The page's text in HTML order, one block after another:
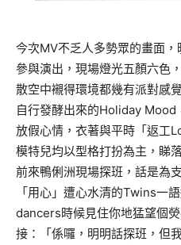
今次MV不乏人多勢眾的畫面
參與演出，現場燈光五顏六色
散空中襯得環境都幾有派對感
自行發酵出來的Holiday Mood
放假心情，衣著與平時「返工
模特兒均以型格打扮為主，睇
前來鴨俐洲現場探班，話是為
「用心」遭心水清的Twins一
dancers時候見住你地猛望個
接：「係囉，明明話探班，但